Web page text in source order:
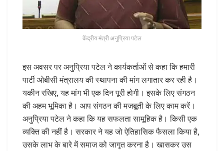
केंद्रीय मंत्री अनुप्रिया पटेल
इस अवसर पर अनुप्रिया पटेल ने कार्यकर्ताओं से कहा कि हमारी
पार्टी ओबीसी मंत्रालय की स्थापना की मांग लगातार कर रही है।
यकीन रखिए, यह मांग भी एक दिन पूरी होगी। इसके लिए संगठन
की अहम भूमिका है। आप संगठन की मजबूती के लिए काम करें।
अनुप्रिया पटेल ने कहा कि यह सफलता सामूहिक है। किसी एक
व्यक्ति की नहीं है। सरकार ने यह जो ऐतिहासिक फैसला किया है,
उसके लाभ के बारे में समाज को जागृत करना है। खासकर उस